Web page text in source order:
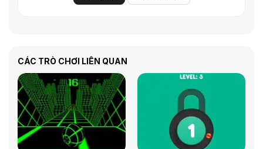
CÁC TRÒ CHƠI LIÊN QUAN